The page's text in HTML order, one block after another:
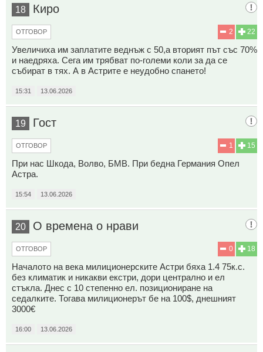
18 Киро
22
2
ОТГОВОР
Увеличиха им заплатите веднъж с 50,а вторият път със 70%
и наедряха. Сега им трябват по-големи коли за да се
събират в тях. А в Астрите е неудобно спането!
15:31 13.06.2026
19 Гост
15
1
ОТГОВОР
При нас Шкода, Волво, БМВ. При бедна Германия Опел
Астра.
15:54 13.06.2026
20 О времена о нрави
18
0
ОТГОВОР
Началото на века милиционерските Астри бяха 1.4 75к.с.
без климатик и никакви екстри, дори централно и ел
стъкла. Днес с 10 степенно ел. позициониране на
седалките. Тогава милиционерът бе на 100$, днешният
3000€
16:00 13.06.2026